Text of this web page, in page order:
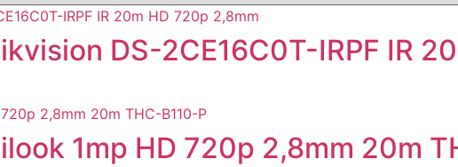
DS-2CE16C0T-IRPF IR
1mp HD 720p 2,8mm 20m